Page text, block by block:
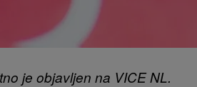
je objavljen na VICE NL.